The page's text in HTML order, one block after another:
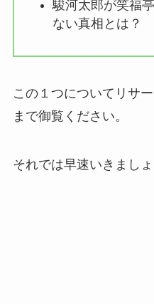
駿河太郎が笑福
ない真相とは？
この１つについてリサ
まで御覧ください。
それでは早速いきましょ